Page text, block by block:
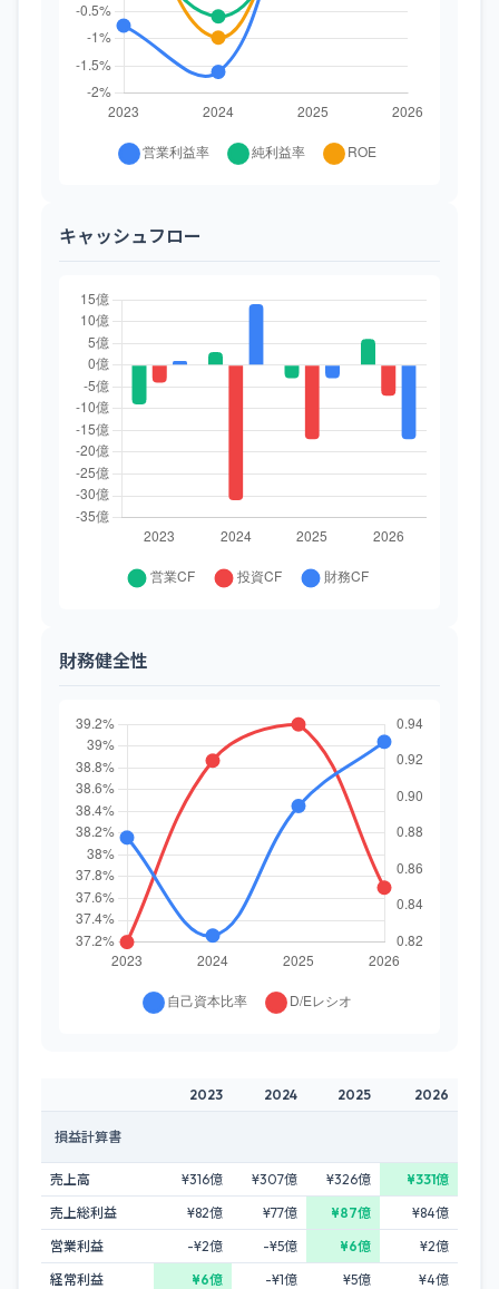
キャッシュフロー
財務健全性
2023 2024 2025 2026
損益計算書
売上高 ¥316億 ¥307億 ¥326億
¥331億
売上総利益
¥82億 ¥77億 ¥87億
¥84億
営業利益
-¥2億 -¥5億 ¥6億
¥2億
経常利益
¥6億 -¥1億 ¥5億
¥4億